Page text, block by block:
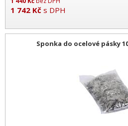
1 742 Kč s DPH
Sponka do ocelové pásky